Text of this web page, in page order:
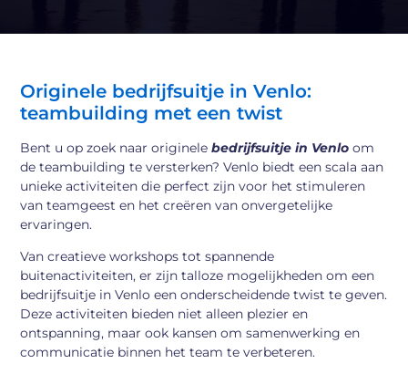
Originele bedrijfsuitje in Venlo:
teambuilding met een twist
Bent u op zoek naar originelebedrijfsuitje in Venlo om
de teambuilding te versterken? Venlo biedt een scala aan
unieke activiteiten die perfect zijn voor het stimuleren
van teamgeest en het creëren van onvergetelijke
ervaringen.
Van creatieve workshops tot spannende
buitenactiviteiten, er zijn talloze mogelijkheden om een
bedrijfsuitje in Venlo een onderscheidende twist te geven.
Deze activiteiten bieden niet alleen plezier en
ontspanning, maar ook kansen om samenwerking en
communicatie binnen het team te verbeteren.